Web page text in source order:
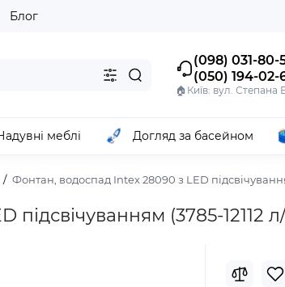
Блог
(098) 031-80-
(050) 194-02-
🏠Київ: вул. Степана
меблі Догляд за басейном
Фонтан, водоспад Intex 28090 з LED
(3785-12112